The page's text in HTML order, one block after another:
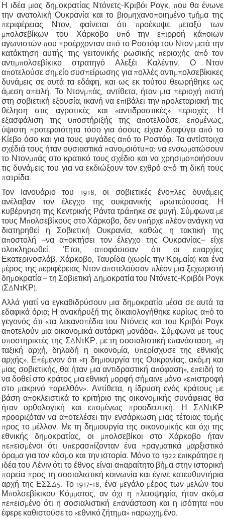
Η ιδέα μιας δημοκρατίας Ντόνετς-Κριβόι Ρογκ, που θα ένωνε
την ανατολική Ουκρανία και το βιομηχανοποιημένο τμήμα της
περιφέρειας Ντον, φαίνεται ότι προέκυψε μεταξύ των
μπολσεβίκων του Χάρκοβο υπό την επιρροή κάποιων
αγωνιστών που προέρχονταν από το Ροστόφ του Ντον μετά την
κατάκτηση αυτής της γειτονικής ρωσικής περιοχής από τον
αντιμπολσεβίκικο στρατηγό Αλεξέι Καλέντιν. Ο Ντον
αποτελούσε σημείο συσπείρωσης για πολλές αντιμπολσεβίκικες
δυνάμεις σε αυτά τα εδάφη, και ως εκ τούτου θεωρήθηκε ως
άμεση απειλή. Το Ντονμπάς, αντίθετα, ήταν μια περιοχή πιστή
στη σοβιετική εξουσία, ικανή να επιβάλει την προλεταριακή της
θέληση στις αγροτικές και «αντιδραστικές» περιοχές. Η
εξασφάλιση της υποστήριξής της αποτελούσε, επομένως,
ύψιστη προτεραιότητα τόσο για όσους είχαν διαφύγει από το
Κίεβο όσο και για τους φυγάδες από το Ροστόφ. Τα αντίστοιχα
σχέδιά τους ήταν ουσιαστικά πανομοιότυπα: να ενσωματώσουν
το Ντονμπάς στο κρατικό τους σχέδιο και να χρησιμοποιήσουν
τις δυνάμεις του για να εκδιώξουν τον εχθρό από τη δική τους
πατρίδα.
Τον Ιανουάριο του 1918, οι σοβιετικές ένοπλες δυνάμεις
ανέλαβαν τον έλεγχο της ουκρανικής πρωτεύουσας. Η
κυβέρνηση της Κεντρικής Ράντα τράπηκε σε φυγή. Σύμφωνα με
τους Μπολσεβίκους στο Χάρκοβο, δεν υπήρχε πλέον ανάγκη να
διατηρηθεί η Σοβιετική Ουκρανία, καθώς η τακτική της
αποστολή –να αποκτήσει τον έλεγχο της Ουκρανίας– είχε
ολοκληρωθεί. Έτσι, αποφάσισαν ότι οι επαρχίες
Εκατερινοσλάβ, Χάρκοβο, Ταυρίδα (χωρίς την Κριμαία) και ένα
μέρος της περιφέρειας Ντον αποτελούσαν πλέον μια ξεχωριστή
δημοκρατία – τη Σοβιετική Δημοκρατία του Ντόνετς-Κριβόι Ρογκ
(ΣΔΝτΚΡ).
Αλλά γιατί να εγκαθιδρύσουν μια δημοκρατία μέσα σε αυτά τα
εδαφικά όρια; Η ανακήρυξή της δικαιολογήθηκε κυρίως από το
γεγονός ότι «τα λεκανοπέδια του Ντόνετς και του Κριβόι Ρογκ
αποτελούν μια οικονομικά αυτάρκη μονάδα». Σύμφωνα με τους
υποστηρικτές της ΣΔΝτΚΡ, με τη σοσιαλιστική επανάσταση, «η
ταξική αρχή, δηλαδή η οικονομία, υπερίσχυσε της εθνικής
αρχής». Επέμεναν ότι «η δημιουργία της Ουκρανίας, ακόμη και
μιας σοβιετικής, θα ήταν μια αντιδραστική απόφαση», επειδή το
να δοθεί στο κράτος μια εθνική μορφή σήμαινε μόνο «επιστροφή
στο μακρινό παρελθόν». Αντίθετα, η ίδρυση ενός κράτους με
βάση αποκλειστικά το κριτήριο της οικονομικής συνάφειας θα
ήταν ορθολογική και επομένως προοδευτική. Η ΣΔΝτΚΡ
προοριζόταν να αποτελέσει την ενσάρκωση μιας τέτοιας τομής
προς το μέλλον. Με τη δημιουργία της οικονομικής και όχι της
εθνικής δημοκρατίας, οι μπολσεβίκοι στο Χάρκοβο ήταν
πεπεισμένοι ότι υπερασπίζονταν ένα πραγματικά μαρξιστικό
όραμα για τον κόσμο και την ιστορία. Μόνο το 1922 επικράτησε η
ιδέα του Λένιν ότι το έθνος είναι απαραίτητο βήμα στην ιστορική
πορεία προς τη σοσιαλιστική κοινωνία και έγινε κατευθυντήρια
αρχή της ΕΣΣΔ5. Το 1917-18, ένα μεγάλο μέρος των μελών του
Μπολσεβίκικου Κόμματος, αν όχι η πλειοψηφία, ήταν ακόμα
πεπεισμένο ότι η σοσιαλιστική επανάσταση και η ισότητα που
έφερε καθιστούσε το «εθνικό ζήτημα» παρωχημένο.